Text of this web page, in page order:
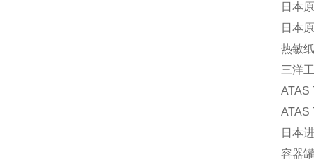
日本
日本
热敏
三洋
ATAS
ATAS
日本
容器